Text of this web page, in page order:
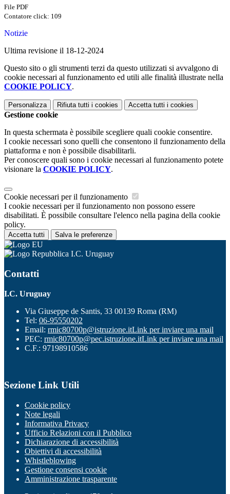
File PDF
Contatore click: 109
Notizie
Ultima revisione il 18-12-2024
Questo sito o gli strumenti terzi da questo utilizzati si avvalgono di
cookie necessari al funzionamento ed utili alle finalità illustrate nella
COOKIE POLICY.
Personalizza Rifiuta tutti i cookies Accetta tutti i cookies
Gestione cookie
In questa schermata è possibile scegliere quali cookie consentire.
I cookie necessari sono quelli che consentono il funzionamento della
piattaforma e non è possibile disabilitarli.
Per conoscere quali sono i cookie necessari al funzionamento potete
visionare la COOKIE POLICY.
Cookie necessari per il funzionamento
I cookie necessari per il funzionamento non possono essere
disabilitati. È possibile consultare l'elenco nella pagina della cookie
policy.
Accetta tutti Salva le preferenze
I.C. Uruguay
Contatti
I.C. Uruguay
Via Giuseppe de Santis, 33 00139 Roma (RM)
Tel: 06-95550202
Email: rmic80700p@istruzione.itLink per inviare una mail
PEC: rmic80700p@pec.istruzione.itLink per inviare una mail
C.F.: 97198910586
Sezione Link Utili
Cookie policy
Note legali
Informativa Privacy
Ufficio Relazioni con il Pubblico
Dichiarazione di accessibilità
Obiettivi di accessibilità
Whistleblowing
Gestione consensi cookie
Amministrazione trasparente